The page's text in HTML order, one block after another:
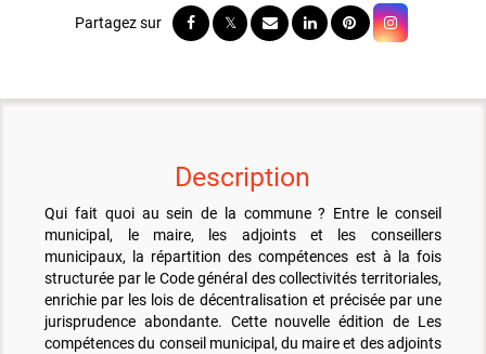
Description
Qui fait quoi au sein de la commune ? Entre le conseil
municipal, le maire, les adjoints et les conseillers
municipaux, la répartition des compétences est à la fois
structurée par le Code général des collectivités territoriales,
enrichie par les lois de décentralisation et précisée par une
jurisprudence abondante. Cette nouvelle édition de Les
compétences du conseil municipal, du maire et des adjoints